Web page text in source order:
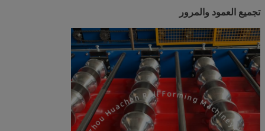
تجميع العمود والمرور